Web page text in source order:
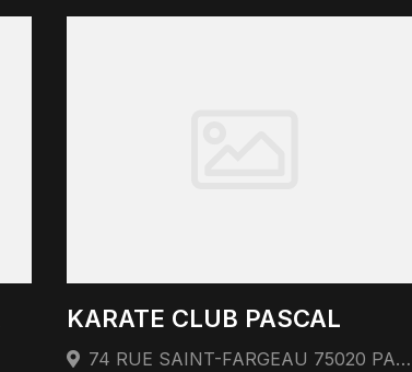
KARATE CLUB PASCAL
74 RUE SAINT-FARGEAU 75020 PARIS 75020 Paris